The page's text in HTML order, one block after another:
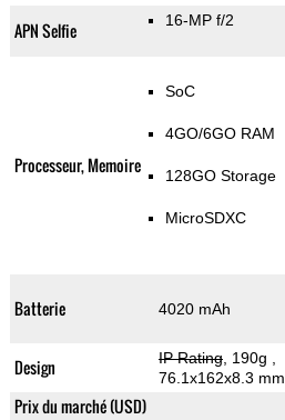
APN Selfie 16-MP f/2
Processeur, Memoire
SoC
4GO/6GO RAM
128GO Storage
MicroSDXC
Batterie 4020 mAh
Design IP Rating, 190g
76.1x162x8.3 mm
Prix du marché (USD)